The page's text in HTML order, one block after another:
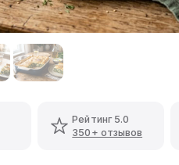
Рейтинг 5.0
350+ отзывов